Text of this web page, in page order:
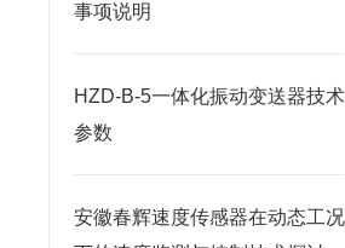
事项说明
HZD-B-5一体化振动变送器技术
参数
安徽春辉速度传感器在动态工况